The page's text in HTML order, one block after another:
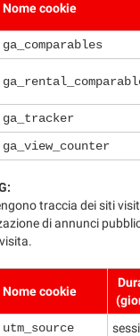
Nome cookie
ga_comparables
ga_tracker
ga_view_counter
traccia dei siti
di annunci
Nome cookie
utm_source